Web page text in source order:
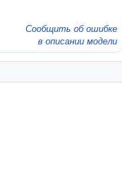
Сообщить об ошибке
в описании модели